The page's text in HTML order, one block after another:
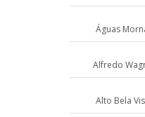
Águas
Alfredo
Alto Bela